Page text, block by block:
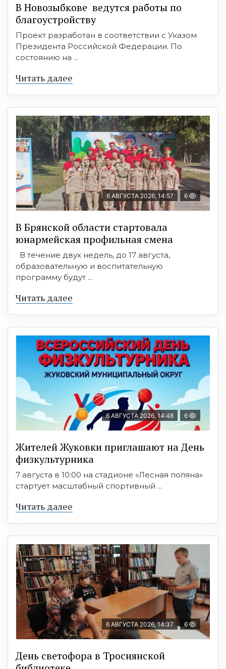
В Новозыбкове ведутся работы по
благоустройству
Проект разработан в соответствии с Указом
Президента Российской Федерации. По
состоянию на ...
Читать далее
6 АВГУСТА 2026, 14:57 6
В Брянской области стартовала
юнармейская профильная смена
В течение двух недель, до 17 августа,
образовательную и воспитательную
программу будут ...
Читать далее
6 АВГУСТА 2026, 14:48 6
Жителей Жуковки приглашают на День
физкультурника
7 августа в 10:00 на стадионе «Лесная поляна»
стартует масштабный спортивный ...
Читать далее
6 АВГУСТА 2026, 14:37 6
День светофора в Троснянской